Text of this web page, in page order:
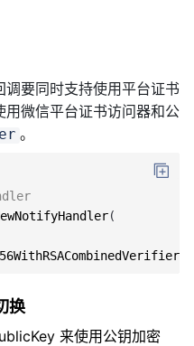
调要同时支持使用平台证书
微信平台证书访问器和公
。
(
换
来使用公钥加密